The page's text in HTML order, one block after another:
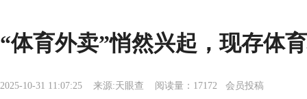
“体育外卖”悄然兴起，现存体
2025-10-31 11:07:25 来源:天眼查 阅读量：17172 会员投稿